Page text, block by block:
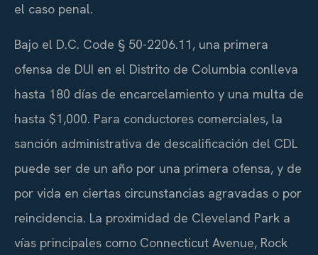
el caso penal.
Bajo el D.C. Code § 50-2206.11, una primera
ofensa de DUI en el Distrito de Columbia conlleva
hasta 180 días de encarcelamiento y una multa de
hasta $1,000. Para conductores comerciales, la
sanción administrativa de descalificación del CDL
puede ser de un año por una primera ofensa, y de
por vida en ciertas circunstancias agravadas o por
reincidencia. La proximidad de Cleveland Park a
vías principales como Connecticut Avenue, Rock